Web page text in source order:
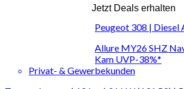
Jetzt Deals erhalten
Peugeot 308 | Diesel
Allure MY26 SHZ
Kam UVP-38%*
Privat- & Gewerbekunden